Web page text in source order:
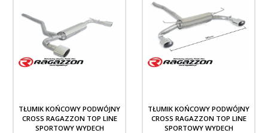
TŁUMIK KOŃCOWY PODWÓJNY
CROSS RAGAZZON TOP LINE
SPORTOWY WYDECH
TŁUMIK KOŃCOWY PODWÓJNY
CROSS RAGAZZON TOP LINE
SPORTOWY WYDECH